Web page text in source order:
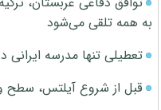
به همه تلقی می‌شود
تعطیلی تنها مدرسه ایرانی
قبل از شروع آیلتس، سطح